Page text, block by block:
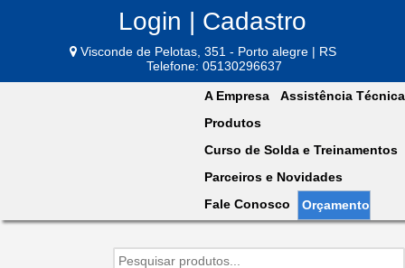
Login | Cadastro
Visconde de Pelotas, 351 - Porto alegre | RS
Telefone: 05130296637
A Empresa
Assistência Técnica
Produtos
Curso de Solda e Treinamentos
Parceiros e Novidades
Fale Conosco
Orçamento